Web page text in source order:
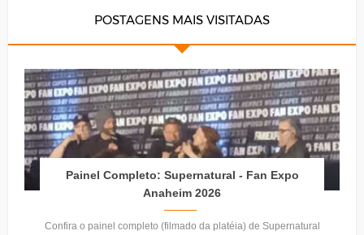
POSTAGENS MAIS VISITADAS
Painel Completo: Supernatural - Fan Expo
Anaheim 2026
Confira o painel completo (filmado da platéia) de Supernatural